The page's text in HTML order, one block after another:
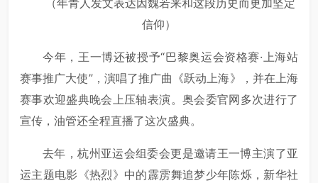
（年青人发文表达因魏若来和这段历史而更加坚定
信仰）
今年，王一博还被授予“巴黎奥运会资格赛·上海站
赛事推广大使”，演唱了推广曲《跃动上海》，并在上海
赛事欢迎盛典晚会上压轴表演。奥会委官网多次进行了
宣传，油管还全程直播了这次盛典。
去年，杭州亚运会组委会更是邀请王一博主演了亚
运主题电影《热烈》中的霹雳舞追梦少年陈烁，新华社